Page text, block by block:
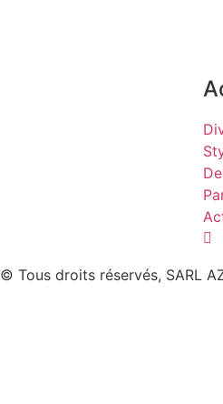
© Tous droits réservés, SARL